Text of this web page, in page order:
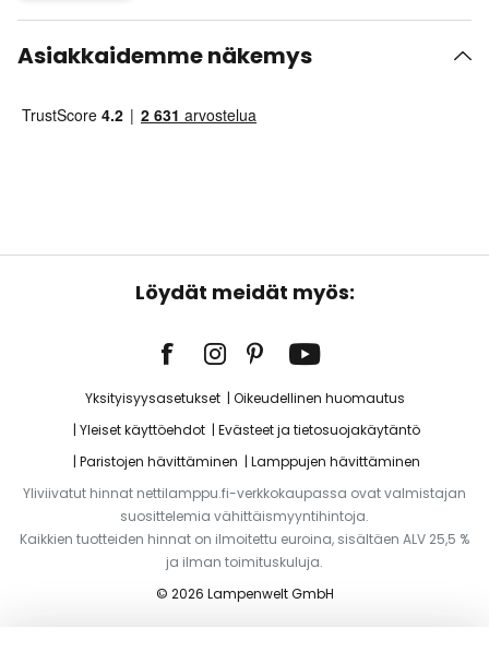
Asiakkaidemme näkemys
Löydät meidät myös:
Yksityisyysasetukset
Oikeudellinen huomautus
Yleiset käyttöehdot
Evästeet ja tietosuojakäytäntö
Paristojen hävittäminen
Lamppujen hävittäminen
Yliviivatut hinnat nettilamppu.fi-verkkokaupassa ovat valmistajan
suosittelemia vähittäismyyntihintoja.
Kaikkien tuotteiden hinnat on ilmoitettu euroina, sisältäen ALV 25,5 %
ja ilman toimituskuluja.
© 2026 Lampenwelt GmbH